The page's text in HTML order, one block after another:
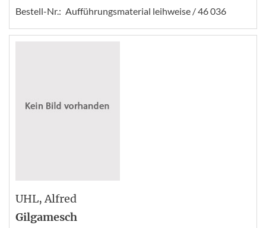
Bestell-Nr.: Aufführungsmaterial leihweise / 46 036
UHL, Alfred
Gilgamesch